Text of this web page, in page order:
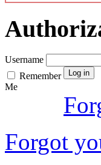
Username
Remember
Me
Forgot